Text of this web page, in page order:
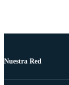
Nuestra Red